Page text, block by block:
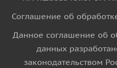
Соглашение об
Данное соглашение об
данных
законодательством